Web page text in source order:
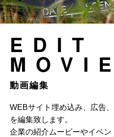
EDIT
MOVIE
動画編集
WEBサイト埋め込み、広告
を編集致します。
企業の紹介ムービーやイベ